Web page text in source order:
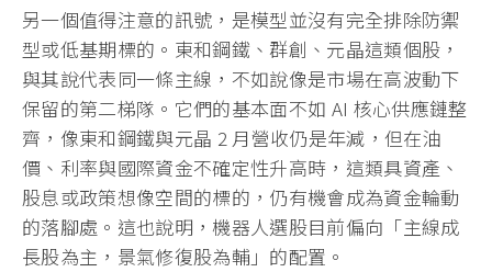
另一個值得注意的訊號，是模型並沒有完全排除防禦
型或低基期標的。東和鋼鐵、群創、元晶這類個股，
與其說代表同一條主線，不如說像是市場在高波動下
保留的第二梯隊。它們的基本面不如 AI 核心供應鏈整
齊，像東和鋼鐵與元晶 2 月營收仍是年減，但在油
價、利率與國際資金不確定性升高時，這類具資產、
股息或政策想像空間的標的，仍有機會成為資金輪動
的落腳處。這也說明，機器人選股目前偏向「主線成
長股為主，景氣修復股為輔」的配置。